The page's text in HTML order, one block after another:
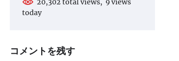
20,302 total views, 9 views
today
コメントを残す